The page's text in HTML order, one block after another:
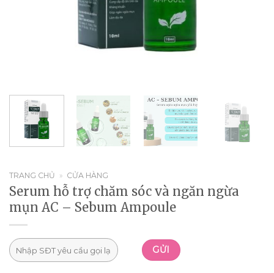
TRANG CHỦ » CỬA HÀNG
Serum hỗ trợ chăm sóc và ngăn ngừa
mụn AC – Sebum Ampoule